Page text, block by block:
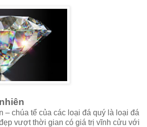
– chúa tể của các loại đá quý là loại đá
vượt thời gian có giá trị vĩnh cửu với